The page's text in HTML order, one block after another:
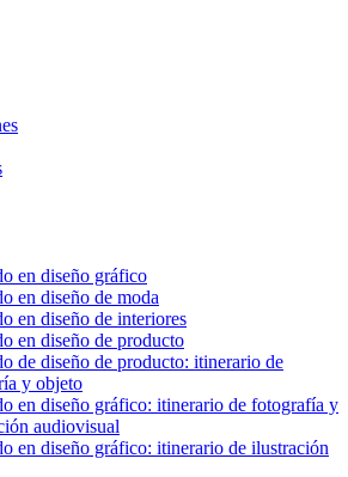
en diseño gráfico
en diseño de moda
en diseño de interiores
en diseño de producto
de diseño de producto: itinerario de
y objeto
en diseño gráfico: itinerario de fotografía y
audiovisual
en diseño gráfico: itinerario de ilustración